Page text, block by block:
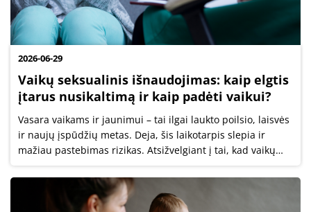
2026-06-29
Vaikų seksualinis išnaudojimas: kaip elgtis
įtarus nusikaltimą ir kaip padėti vaikui?
Vasara vaikams ir jaunimui – tai ilgai laukto poilsio, laisvės
ir naujų įspūdžių metas. Deja, šis laikotarpis slepia ir
mažiau pastebimas rizikas. Atsižvelgiant į tai, kad vaikų
pabėgimų iš namų ir globos įstaigų problema išlieka
aktuali, taip pat...